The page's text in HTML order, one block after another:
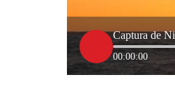
Captura de
00:00:00